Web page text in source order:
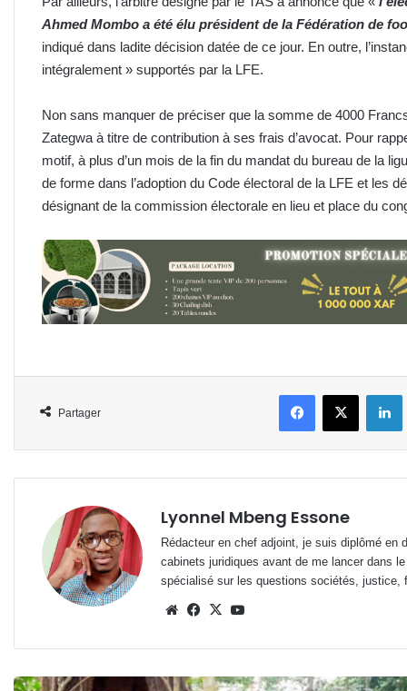
Ahmed Mombo a été élu président de la Fédération de
indiqué dans ladite décision datée de ce jour. En outre,
intégralement » supportés par la LFE.
Non sans manquer de préciser que la somme de 4000
Zategwa à titre de contribution à ses frais d’avocat. Pour
motif, à plus d’un mois de la fin du mandat du bureau de la
de forme dans l’adoption du Code électoral de la LFE et les
désignant de la commission électorale en lieu et place du
Partager
FacebookX
Lyonnel Mbeng Essone
Rédacteur en chef adjoint, je suis diplômé en
cabinets juridiques avant de me lancer dans
spécialisé sur les questions sociétés,
WebsiteFacebook
X